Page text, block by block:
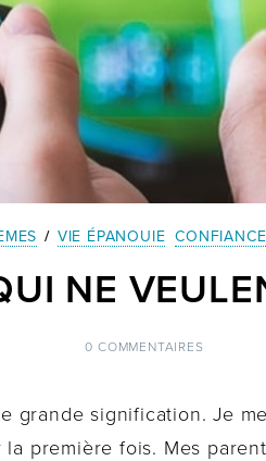
/ VIE ÉPANOUIE CONFIANCE
NE
0 COMMENTAIRES
grande signification. Je
première fois. Mes